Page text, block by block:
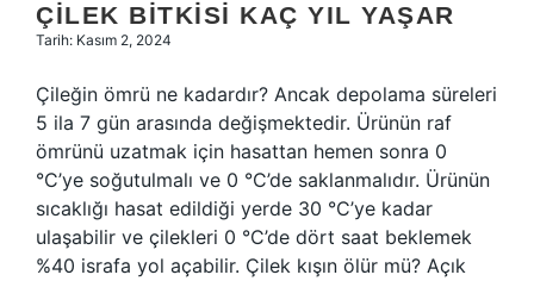
ÇILEK BITKISI KAÇ YIL YAŞAR
Tarih: Kasım 2, 2024
Çileğin ömrü ne kadardır? Ancak depolama süreleri
5 ila 7 gün arasında değişmektedir. Ürünün raf
ömrünü uzatmak için hasattan hemen sonra 0
°C’ye soğutulmalı ve 0 °C’de saklanmalıdır. Ürünün
sıcaklığı hasat edildiği yerde 30 °C’ye kadar
ulaşabilir ve çilekleri 0 °C’de dört saat beklemek
%40 israfa yol açabilir. Çilek kışın ölür mü? Açık